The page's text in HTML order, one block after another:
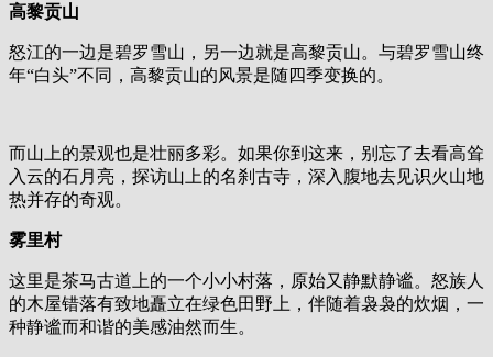
高黎贡山
怒江的一边是碧罗雪山，另一边就是高黎贡山。与碧罗雪山终
年“白头”不同，高黎贡山的风景是随四季变换的。
而山上的景观也是壮丽多彩。如果你到这来，别忘了去看高耸
入云的石月亮，探访山上的名刹古寺，深入腹地去见识火山地
热并存的奇观。
雾里村
这里是茶马古道上的一个小小村落，原始又静默静谧。怒族人
的木屋错落有致地矗立在绿色田野上，伴随着袅袅的炊烟，一
种静谧而和谐的美感油然而生。